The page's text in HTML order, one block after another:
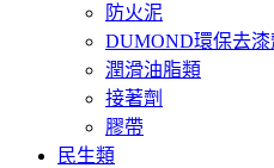
防火泥
DUMOND環保去漆
潤滑油脂類
接著劑
膠帶
民生類